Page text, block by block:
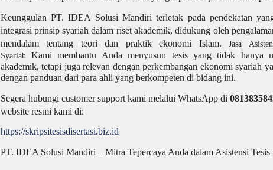
Keunggulan PT. IDEA Solusi Mandiri terletak pada pendekatan
integrasi prinsip syariah dalam riset akademik, didukung oleh
mendalam tentang teori dan praktik ekonomi Islam. Jasa
Syariah Kami membantu Anda menyusun tesis yang tidak hanya
akademik, tetapi juga relevan dengan perkembangan ekonomi syariah
dengan panduan dari para ahli yang berkompeten di bidang ini.
Segera hubungi customer support kami melalui WhatsApp di
website resmi kami di:
https://skripsitesisdisertasi.biz.id
PT. IDEA Solusi Mandiri – Mitra Tepercaya Anda dalam Asistensi